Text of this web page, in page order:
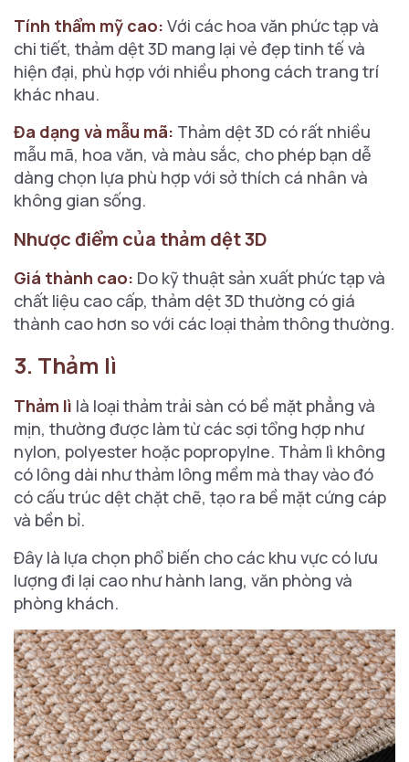
Tính thẩm mỹ cao: Với các hoa văn phức tạp và
chi tiết, thảm dệt 3D mang lại vẻ đẹp tinh tế và
hiện đại, phù hợp với nhiều phong cách trang trí
khác nhau.
Đa dạng và mẫu mã: Thảm dệt 3D có rất nhiều
mẫu mã, hoa văn, và màu sắc, cho phép bạn dễ
dàng chọn lựa phù hợp với sở thích cá nhân và
không gian sống.
Nhược điểm của thảm dệt 3D
Giá thành cao: Do kỹ thuật sản xuất phức tạp và
chất liệu cao cấp, thảm dệt 3D thường có giá
thành cao hơn so với các loại thảm thông thường.
3. Thảm lì
Thảm lì là loại thảm trải sàn có bề mặt phẳng và
mịn, thường được làm từ các sợi tổng hợp như
nylon, polyester hoặc popropylne. Thảm lì không
có lông dài như thảm lông mềm mà thay vào đó
có cấu trúc dệt chặt chẽ, tạo ra bề mặt cứng cáp
và bền bỉ.
Đây là lựa chọn phổ biến cho các khu vực có lưu
lượng đi lại cao như hành lang, văn phòng và
phòng khách.